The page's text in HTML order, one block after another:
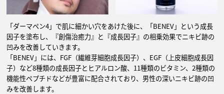
「ダーマペン4」で肌に細かい穴をあけた後に、「BENEV」という成長
因子を塗布し、『創傷治癒力』と『成長因子』の相乗効果でニキビ跡の
凹みを改善していきます。
「BENEV」には、FGF（繊維芽細胞成長因子）、EGF（上皮細胞成長因
子）など8種類の成長因子とヒアルロン酸、11種類のビタミン、2種類の
機能性ペプチドなどが豊富に配合されており、男性の深いニキビ跡の凹
みを改善します。